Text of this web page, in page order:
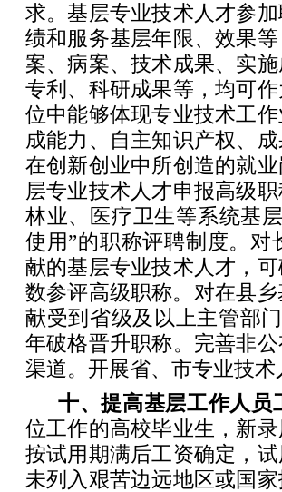
求。基层专业技术人才参
绩和服务基层年限、效果
案、病案、技术成果、实
专利、科研成果等，均可
位中能够体现专业技术工
成能力、自主知识产权、
在创新创业中所创造的就
层专业技术人才申报高级
林业、医疗卫生等系统基
使用”的职称评聘制度。
献的基层专业技术人才，
数参评高级职称。对在县
献受到省级及以上主管部
年破格晋升职称。完善非
渠道。开展省、市专业技
十、提高基层工作人员
位工作的高校毕业生，新
按试用期满后工资确定，
未列入艰苦边远地区或国